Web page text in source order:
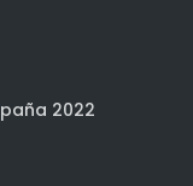
2022